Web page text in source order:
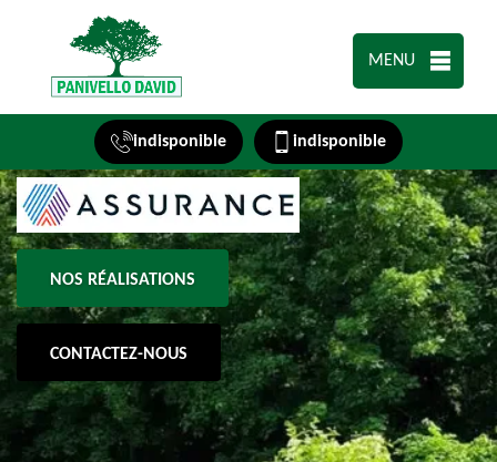
MENU
indisponible indisponible
NOS RÉALISATIONS
CONTACTEZ-NOUS